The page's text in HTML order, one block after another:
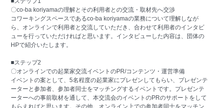
〇co-ba koriyamaの理解とその利用者との交流・取材先へ交渉
コワーキングスペースであるco-ba koriyamaの業務について理解しなが
ら、オンラインで利用者と交流していただき、合わせて利用者のインタビ
ューを行っていただければと思います。インタビューした内容は、団体の
HPで紹介いたします。
■ステップ2
〇オンラインでの起業家交流イベントのPR/コンテンツ・運営準備
イベントの案として、5名程度の起業家にプレゼンしてもらい、プレゼンテ
ーターと参加者、参加者同士をマッチングするイベントです。プレゼンテ
ーターへの事前取材を通して、本交流会のイベントのPRのサポートをして
もらえればと思います。その他、オンライン上での参加者同士をマッチン